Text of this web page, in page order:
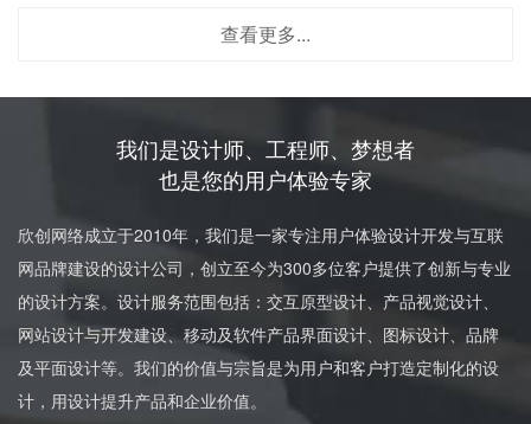
查看更多...
我们是设计师、工程师、梦想者
也是您的用户体验专家
欣创网络成立于2010年，我们是一家专注用户体验设计开发与互联
网品牌建设的设计公司，创立至今为300多位客户提供了创新与专业
的设计方案。设计服务范围包括：交互原型设计、产品视觉设计、
网站设计与开发建设、移动及软件产品界面设计、图标设计、品牌
及平面设计等。我们的价值与宗旨是为用户和客户打造定制化的设
计，用设计提升产品和企业价值。